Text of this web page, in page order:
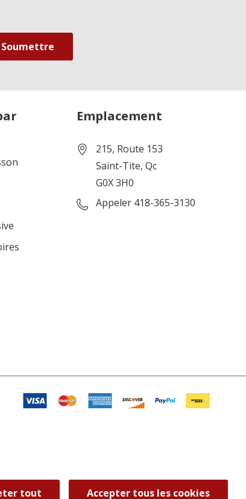
Emplacement
215, Route 153
Saint-Tite, Qc
G0X 3H0
Appeler 418-365-3130
tout Accepter tous les cookies